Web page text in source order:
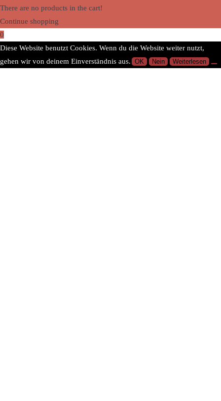
There are no products in the cart!
Continue shopping
0
Diese Website benutzt Cookies. Wenn du die Website weiter nutzt,
gehen wir von deinem Einverständnis aus. OK Nein Weiterlesen